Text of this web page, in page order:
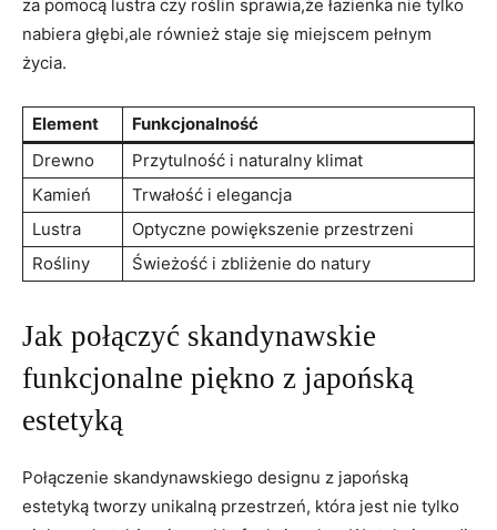
za pomocą lustra czy roślin sprawia,że łazienka nie tylko
nabiera głębi,ale również staje się miejscem pełnym
życia.
Element
Funkcjonalność
Drewno
Przytulność i naturalny klimat
Kamień
Trwałość i elegancja
Lustra
Optyczne powiększenie przestrzeni
Rośliny
Świeżość i zbliżenie do natury
Jak połączyć skandynawskie
funkcjonalne piękno z japońską
estetyką
Połączenie skandynawskiego designu z japońską
estetyką tworzy unikalną przestrzeń, która jest nie tylko